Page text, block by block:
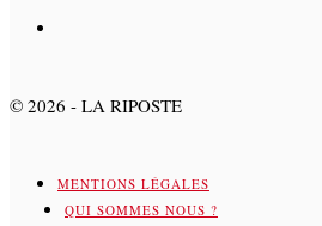
© 2026 - LA RIPOSTE
MENTIONS LÉGALES
QUI SOMMES NOUS ?